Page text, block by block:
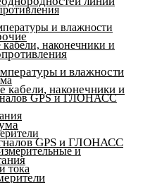
и влажности
наконечники и
GPS и ГЛОНАСС
и
тока
и влажности
кабели, наконечники и
GPS и ГЛОНАСС